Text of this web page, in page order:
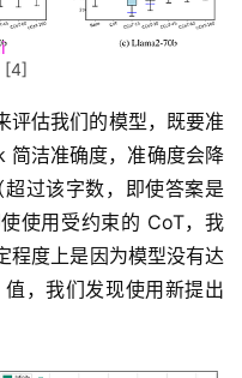
[4]
评估我们的模型，既要准
洁准确度，准确度会降
过该字数，即使答案是
使用受约束的 CoT，我
程度上是因为模型没有达
，我们发现使用新提出